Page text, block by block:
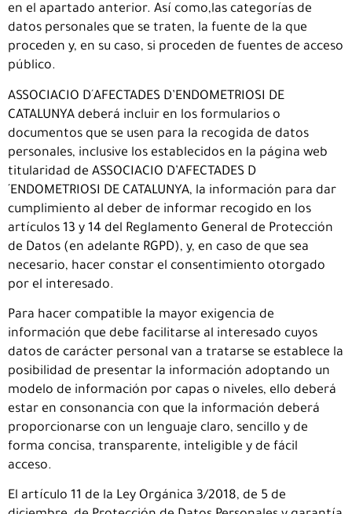
en el apartado anterior. Así como,las categorías de
datos personales que se traten, la fuente de la que
proceden y, en su caso, si proceden de fuentes de acceso
público.
ASSOCIACIO D´AFECTADES D’ENDOMETRIOSI DE
CATALUNYA deberá incluir en los formularios o
documentos que se usen para la recogida de datos
personales, inclusive los establecidos en la página web
titularidad de ASSOCIACIO D’AFECTADES D
´ENDOMETRIOSI DE CATALUNYA, la información para dar
cumplimiento al deber de informar recogido en los
artículos 13 y 14 del Reglamento General de Protección
de Datos (en adelante RGPD), y, en caso de que sea
necesario, hacer constar el consentimiento otorgado
por el interesado.
Para hacer compatible la mayor exigencia de
información que debe facilitarse al interesado cuyos
datos de carácter personal van a tratarse se establece la
posibilidad de presentar la información adoptando un
modelo de información por capas o niveles, ello deberá
estar en consonancia con que la información deberá
proporcionarse con un lenguaje claro, sencillo y de
forma concisa, transparente, inteligible y de fácil
acceso.
El artículo 11 de la Ley Orgánica 3/2018, de 5 de